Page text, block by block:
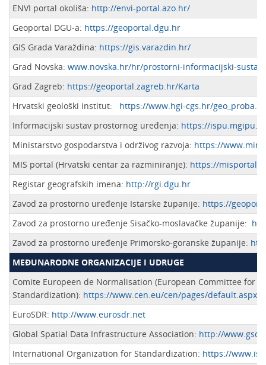
ENVI portal okoliša: http://envi-portal.azo.hr/
Geoportal DGU-a: https://geoportal.dgu.hr
GIS Grada Varaždina: https://gis.varazdin.hr/
Grad Novska: www.novska.hr/hr/prostorni-informacijski-sustav/
Grad Zagreb: https://geoportal.zagreb.hr/Karta
Hrvatski geološki institut: https://www.hgi-cgs.hr/
Informacijski sustav prostornog uređenja: https://
Ministarstvo gospodarstva i održivog razvoja: https://
MIS portal (Hrvatski centar za razminiranje): https://
Registar geografskih imena: http://rgi.dgu.hr
Zavod za prostorno uređenje Istarske županije: https://
Zavod za prostorno uređenje Sisačko-moslavačke županije:
Zavod za prostorno uređenje Primorsko-goranske županije:
MEĐUNARODNE ORGANIZACIJE I UDRUGE
Comite Europeen de Normalisation (European Committee for
Standardization): https://www.cen.eu/cen/pages/default.aspx
EuroSDR: http://www.eurosdr.net
Global Spatial Data Infrastructure Association: http://
International Organization for Standardization: https://